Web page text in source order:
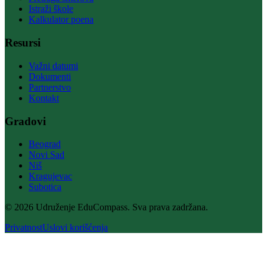
Istraži škole
Kalkulator poena
Resursi
Važni datumi
Dokumenti
Partnerstvo
Kontakt
Gradovi
Beograd
Novi Sad
Niš
Kragujevac
Subotica
© 2026 Udruženje EduCompass. Sva prava zadržana.
PrivatnostUslovi korišćenja